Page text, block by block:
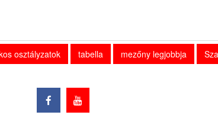
osztályzatok tabella mezőny legjobbja